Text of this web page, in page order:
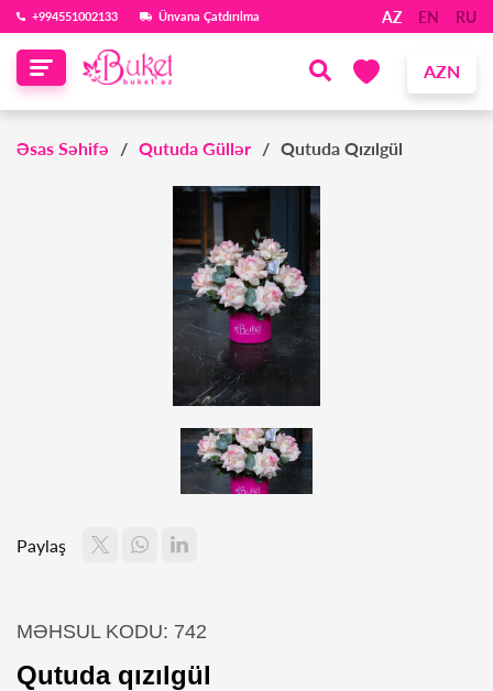
‪+994551002133‬ Ünvana Çatdırılma AZ EN RU
AZN
Əsas Səhifə Qutuda Güllər Qutuda Qızılgül
Paylaş
MƏHSUL KODU: 742
Qutuda qızılgül